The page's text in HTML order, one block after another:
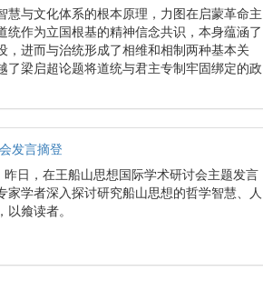
与文化体系的根本原理，力图在启蒙革命主
作为立国根基的精神信念共识，本身蕴涵了
进而与治统形成了相维和相制两种基本关
梁启超论题将道统与君主专制牢固绑定的政
发言摘登
日，在王船山思想国际学术研讨会主题发言
学者深入探讨研究船山思想的哲学智慧、人
飨读者。